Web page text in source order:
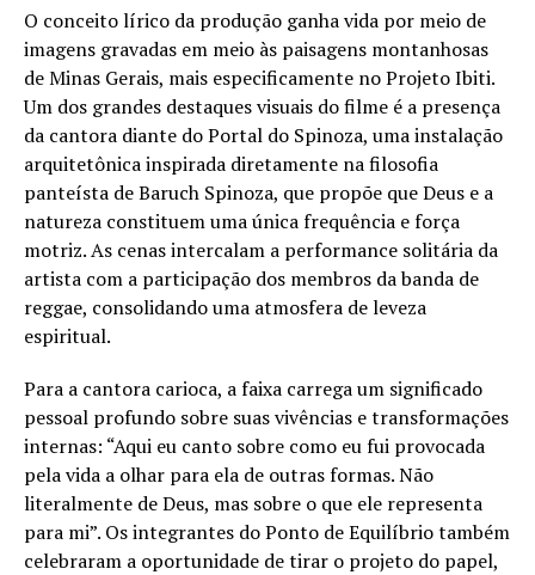
O conceito lírico da produção ganha vida por meio de
imagens gravadas em meio às paisagens montanhosas
de Minas Gerais, mais especificamente no Projeto Ibiti.
Um dos grandes destaques visuais do filme é a presença
da cantora diante do Portal do Spinoza, uma instalação
arquitetônica inspirada diretamente na filosofia
panteísta de Baruch Spinoza, que propõe que Deus e a
natureza constituem uma única frequência e força
motriz. As cenas intercalam a performance solitária da
artista com a participação dos membros da banda de
reggae, consolidando uma atmosfera de leveza
espiritual.
Para a cantora carioca, a faixa carrega um significado
pessoal profundo sobre suas vivências e transformações
internas: “Aqui eu canto sobre como eu fui provocada
pela vida a olhar para ela de outras formas. Não
literalmente de Deus, mas sobre o que ele representa
para mi”. Os integrantes do Ponto de Equilíbrio também
celebraram a oportunidade de tirar o projeto do papel,